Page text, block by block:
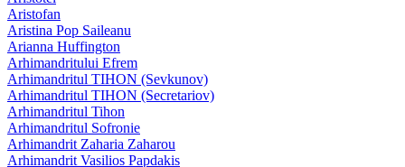
Aristofan
Aristina Pop Saileanu
Arianna Huffington
Arhimandritului Efrem
Arhimandritul TIHON (Sevkunov)
Arhimandritul TIHON (Secretariov)
Arhimandritul Tihon
Arhimandritul Sofronie
Arhimandrit Zaharia Zaharou
Arhimandrit Vasilios Papdakis